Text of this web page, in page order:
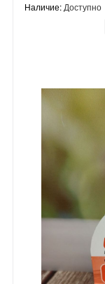
Наличие: Доступно